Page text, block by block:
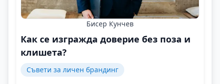
Бисер Кунчев
Как се изгражда доверие без поза и
клишета?
Съвети за личен брандинг